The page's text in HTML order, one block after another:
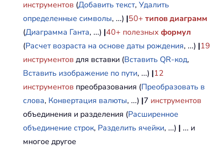
инструментов (Добавить текст, Удалить
определенные символы, ...) |50+ типов диаграмм
(Диаграмма Ганта, ...) |40+ полезных формул
(Расчет возраста на основе даты рождения, ...) |19
инструментов для вставки (Вставить QR-код,
Вставить изображение по пути, ...) |12
инструментов преобразования (Преобразовать в
слова, Конвертация валюты, ...) |7 инструментов
объединения и разделения (Расширенное
объединение строк, Разделить ячейки, ...) | ... и
многое другое